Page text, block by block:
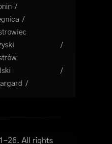
26. All rights